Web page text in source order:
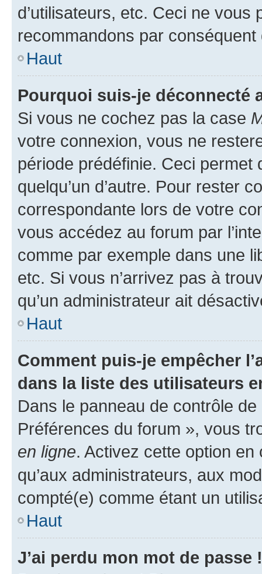
d’utilisateurs, etc. Ceci ne vous
recommandons par conséquent
Haut
Pourquoi suis-je déconnecté
Si vous ne cochez pas la case
votre connexion, vous ne
période prédéfinie. Ceci permet
quelqu’un d’autre. Pour rester
correspondante lors de votre
vous accédez au forum par
comme par exemple dans une
etc. Si vous n’arrivez pas à
qu’un administrateur ait
Haut
Comment puis-je empêcher
dans la liste des utilisateurs
Dans le panneau de contrôle
Préférences du forum », vous
en ligne. Activez cette option
qu’aux administrateurs, aux
compté(e) comme étant un
Haut
J’ai perdu mon mot de passe !